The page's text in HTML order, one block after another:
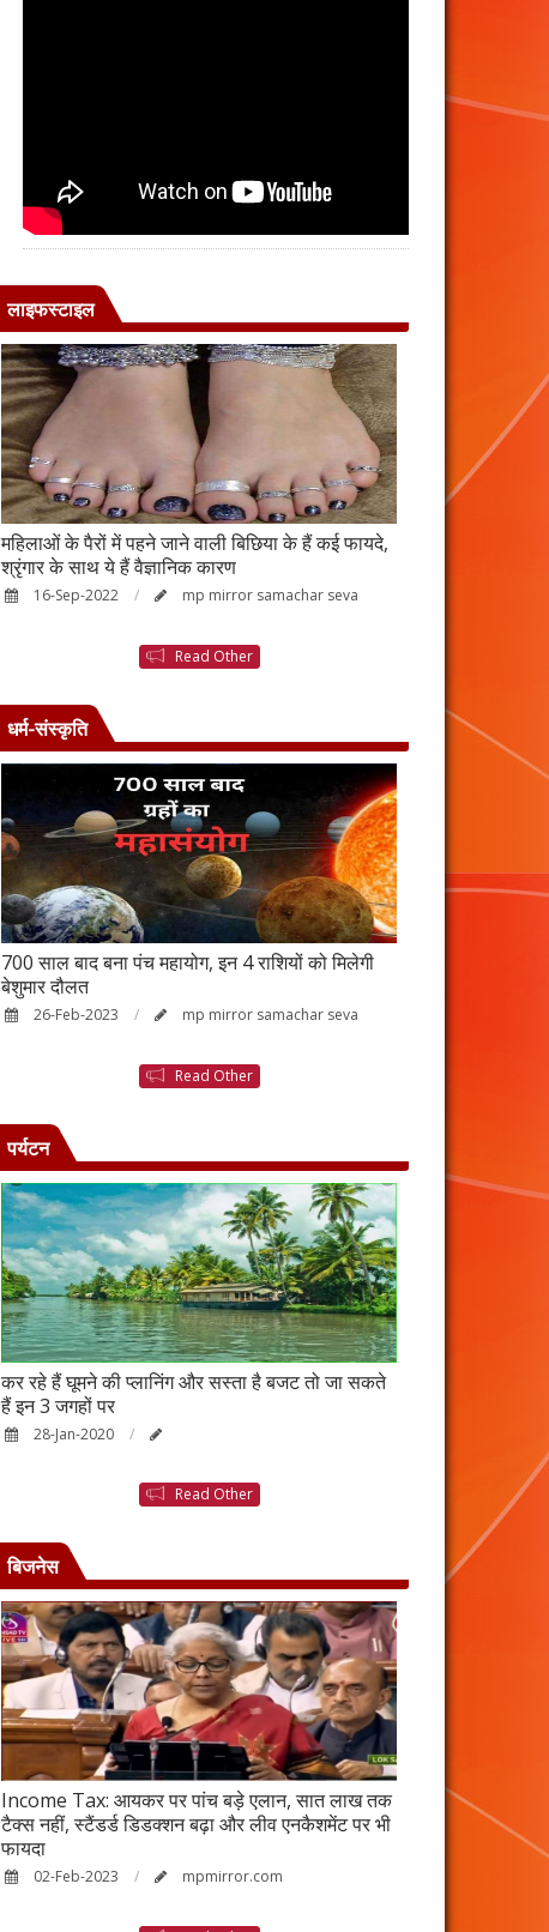
लाइफस्टाइल
महिलाओं के पैरों में पहने जाने वाली बिछिया के हैं कई फायदे,
श्रृंगार के साथ ये हैं वैज्ञानिक कारण
16-Sep-2022 mp mirror samachar seva
Read Other
धर्म-संस्कृति
700 साल बाद बना पंच महायोग, इन 4 राशियों को मिलेगी
बेशुमार दौलत
26-Feb-2023 mp mirror samachar seva
Read Other
पर्यटन
कर रहे हैं घूमने की प्लानिंग और सस्ता है बजट तो जा सकते
हैं इन 3 जगहों पर
28-Jan-2020
Read Other
बिजनेस
Income Tax: आयकर पर पांच बड़े एलान, सात लाख तक
टैक्स नहीं, स्टैंडर्ड डिडक्शन बढ़ा और लीव एनकैशमेंट पर भी
फायदा
02-Feb-2023 mpmirror.com
वर्ष 2023 में भी
विकेंद्रीकरण का
17-Jan-2023